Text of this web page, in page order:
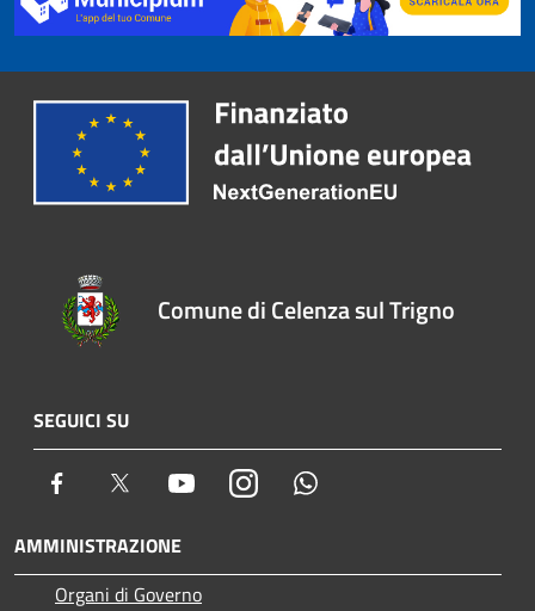
Comune di Celenza sul Trigno
SEGUICI SU
Facebook Twitter YoutubeInstagram
AMMINISTRAZIONE
Organi di Governo